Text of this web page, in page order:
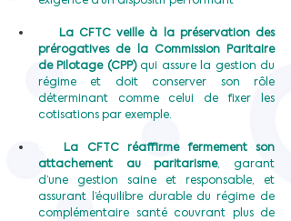
La CFTC veille à la préservation des
prérogatives de la Commission Paritaire
de Pilotage (CPP) qui assure la gestion du
régime et doit conserver son rôle
déterminant comme celui de fixer les
cotisations par exemple.
La CFTC réaffirme fermement son
attachement au paritarisme, garant
d’une gestion saine et responsable, et
assurant l’équilibre durable du régime de
complémentaire santé couvrant plus de